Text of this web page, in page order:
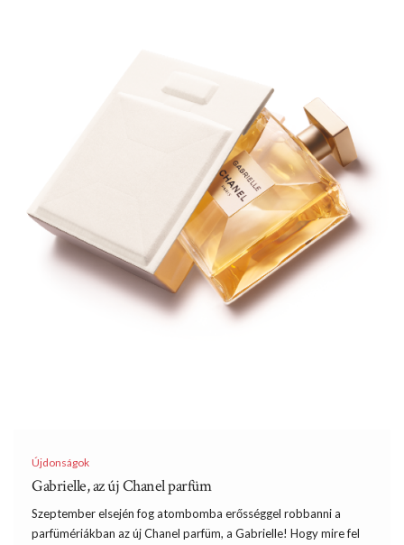
Újdonságok
Gabrielle, az új Chanel parfüm
Szeptember elsején fog atombomba erősséggel robbanni a
parfümériákban az új Chanel parfüm, a Gabrielle! Hogy mire fel